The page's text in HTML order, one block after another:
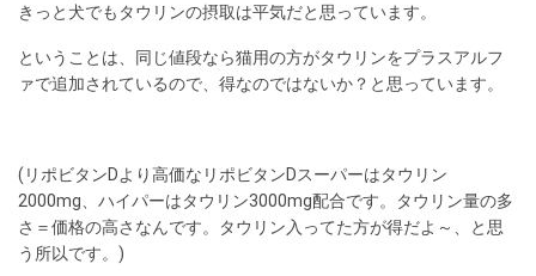
きっと犬でもタウリンの摂取は平気だと思っています。
ということは、同じ値段なら猫用の方がタウリンをプラスアルフ
ァで追加されているので、得なのではないか？と思っています。
(リポビタンDより高価なリポビタンDスーパーはタウリン
2000mg、ハイパーはタウリン3000mg配合です。タウリン量の多
さ＝価格の高さなんです。タウリン入ってた方が得だよ～、と思
う所以です。)